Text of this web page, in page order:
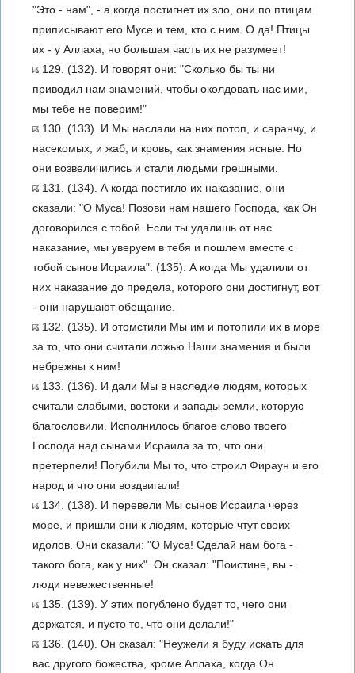
"Это - нам", - а когда постигнет их зло, они по птицам
приписывают его Мусе и тем, кто с ним. О да! Птицы
их - у Аллаха, но большая часть их не разумеет!
129. (132). И говорят они: "Сколько бы ты ни
приводил нам знамений, чтобы околдовать нас ими,
мы тебе не поверим!"
130. (133). И Мы наслали на них потоп, и саранчу, и
насекомых, и жаб, и кровь, как знамения ясные. Но
они возвеличились и стали людьми грешными.
131. (134). А когда постигло их наказание, они
сказали: "О Муса! Позови нам нашего Господа, как Он
договорился с тобой. Если ты удалишь от нас
наказание, мы уверуем в тебя и пошлем вместе с
тобой сынов Исраила". (135). А когда Мы удалили от
них наказание до предела, которого они достигнут, вот
- они нарушают обещание.
132. (135). И отомстили Мы им и потопили их в море
за то, что они считали ложью Наши знамения и были
небрежны к ним!
133. (136). И дали Мы в наследие людям, которых
считали слабыми, востоки и запады земли, которую
благословили. Исполнилось благое слово твоего
Господа над сынами Исраила за то, что они
претерпели! Погубили Мы то, что строил Фираун и его
народ и что они воздвигали!
134. (138). И перевели Мы сынов Исраила через
море, и пришли они к людям, которые чтут своих
идолов. Они сказали: "О Муса! Сделай нам бога -
такого бога, как у них". Он сказал: "Поистине, вы -
люди невежественные!
135. (139). У этих погублено будет то, чего они
держатся, и пусто то, что они делали!"
136. (140). Он сказал: "Неужели я буду искать для
вас другого божества, кроме Аллаха, когда Он